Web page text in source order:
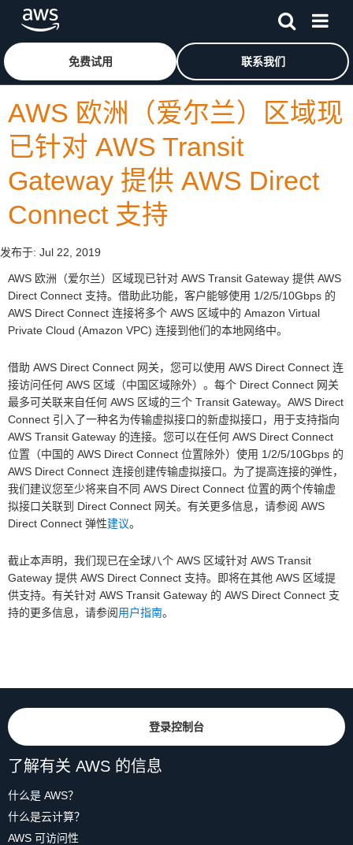
跳至主要内容
免费试用 联系我们
AWS 欧洲（爱尔兰）区域现
已针对 AWS Transit
Gateway 提供 AWS Direct
Connect 支持
发布于: Jul 22, 2019
AWS 欧洲（爱尔兰）区域现已针对 AWS Transit Gateway 提供 AWS
Direct Connect 支持。借助此功能，客户能够使用 1/2/5/10Gbps 的
AWS Direct Connect 连接将多个 AWS 区域中的 Amazon Virtual
Private Cloud (Amazon VPC) 连接到他们的本地网络中。
借助 AWS Direct Connect 网关，您可以使用 AWS Direct Connect 连
接访问任何 AWS 区域（中国区域除外）。每个 Direct Connect 网关
最多可关联来自任何 AWS 区域的三个 Transit Gateway。AWS Direct
Connect 引入了一种名为传输虚拟接口的新虚拟接口，用于支持指向
AWS Transit Gateway 的连接。您可以在任何 AWS Direct Connect
位置（中国的 AWS Direct Connect 位置除外）使用 1/2/5/10Gbps 的
AWS Direct Connect 连接创建传输虚拟接口。为了提高连接的弹性，
我们建议您至少将来自不同 AWS Direct Connect 位置的两个传输虚
拟接口关联到 Direct Connect 网关。有关更多信息，请参阅 AWS
Direct Connect 弹性建议。
截止本声明，我们现已在全球八个 AWS 区域针对 AWS Transit
Gateway 提供 AWS Direct Connect 支持。即将在其他 AWS 区域提
供支持。有关针对 AWS Transit Gateway 的 AWS Direct Connect 支
持的更多信息，请参阅用户指南。
登录控制台
了解有关 AWS 的信息
什么是 AWS？
什么是云计算？
AWS 可访问性